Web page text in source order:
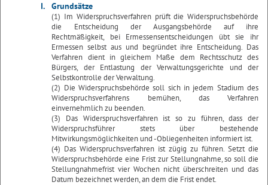
I.
Grundsätze
(1) Im Widerspruchsverfahren prüft die Widerspruchsbehörde
die Entscheidung der Ausgangsbehörde auf ihre
Rechtmäßigkeit, bei Ermessensentscheidungen übt sie ihr
Ermessen selbst aus und begründet ihre Entscheidung. Das
Verfahren dient in gleichem Maße dem Rechtsschutz des
Bürgers, der Entlastung der Verwaltungsgerichte und der
Selbstkontrolle der Verwaltung.
(2) Die Widerspruchsbehörde soll sich in jedem Stadium des
Widerspruchsverfahrens bemühen, das Verfahren
einvernehmlich zu beenden.
(3) Das Widerspruchsverfahren ist so zu führen, dass der
Widerspruchsführer stets über bestehende
Mitwirkungsmöglichkeiten und -Obliegenheiten informiert ist.
(4) Das Widerspruchsverfahren ist zügig zu führen. Setzt die
Widerspruchsbehörde eine Frist zur Stellungnahme, so soll die
Stellungnahmefrist vier Wochen nicht überschreiten und das
Datum bezeichnet werden, an dem die Frist endet.